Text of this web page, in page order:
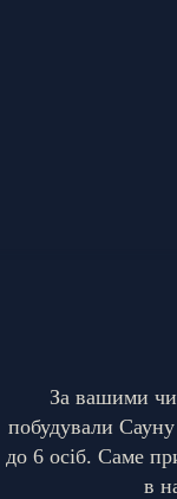
За вашими
побудували
до 6 осіб. Саме
в